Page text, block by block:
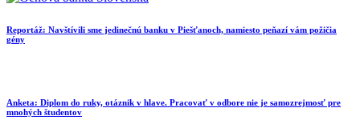
Reportáž: Navštívili sme jedinečnú banku v Piešťanoch, namiesto peňazí vám požičia
gény
Anketa: Diplom do ruky, otáznik v hlave. Pracovať v odbore nie je samozrejmosť pre
mnohých študentov